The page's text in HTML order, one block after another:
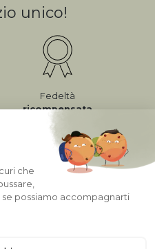
unico!
Fedeltà
ricompensata
sicuro